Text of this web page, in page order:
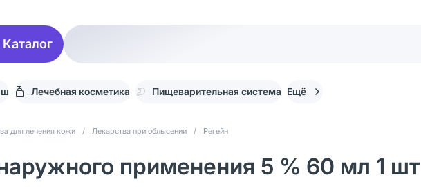
Каталог
Лечебная косметика Пищеварительная система Ещё
для лечения кожи / Лекарства при облысении / Регейн
применения 5 % 60 мл 1 шт